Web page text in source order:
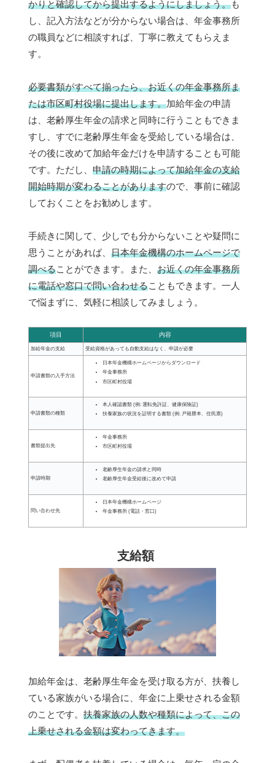
かりと確認してから提出するようにしましょう。も
し、記入方法などが分からない場合は、年金事務所
の職員などに相談すれば、丁寧に教えてもらえま
す。
必要書類がすべて揃ったら、お近くの年金事務所ま
たは市区町村役場に提出します。加給年金の申請
は、老齢厚生年金の請求と同時に行うこともできま
すし、すでに老齢厚生年金を受給している場合は、
その後に改めて加給年金だけを申請することも可能
です。ただし、 申請の時期によって加給年金の支給
開始時期が変わることがありますので、事前に確認
しておくことをお勧めします。
手続きに関して、少しでも分からないことや疑問に
思うことがあれば、 日本年金機構のホームページで
調べることができます。また、 お近くの年金事務所
に電話や窓口で問い合わせることもできます。一人
で悩まずに、気軽に相談してみましょう。
項目 内容
加給年金の支給 受給資格があっても自動支給はなく、申請が必要
申請書類の入手方法
日本年金機構ホームページからダウンロード
年金事務所
市区町村役場
申請書類の種類
本人確認書類 (例: 運転免許証、健康保険証)
扶養家族の状況を証明する書類 (例: 戸籍謄本、住民票)
書類提出先
年金事務所
市区町村役場
申請時期
老齢厚生年金の請求と同時
老齢厚生年金受給後に改めて申請
問い合わせ先
日本年金機構ホームページ
年金事務所 (電話・窓口)
支給額
加給年金は、老齢厚生年金を受け取る方が、扶養し
ている家族がいる場合に、年金に上乗せされる金額
のことです。 扶養家族の人数や種類によって、この
上乗せされる金額は変わってきます。